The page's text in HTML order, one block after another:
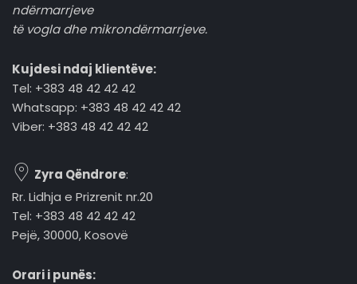
ndërmarrjeve
të vogla dhe mikrondërmarrjeve.
Kujdesi ndaj klientëve:
Tel: +383 48 42 42 42
Whatsapp: +383 48 42 42 42
Viber: +383 48 42 42 42
Zyra Qëndrore:
Rr. Lidhja e Prizrenit nr.20
Tel: +383 48 42 42 42
Pejë, 30000, Kosovë
Orari i punës: